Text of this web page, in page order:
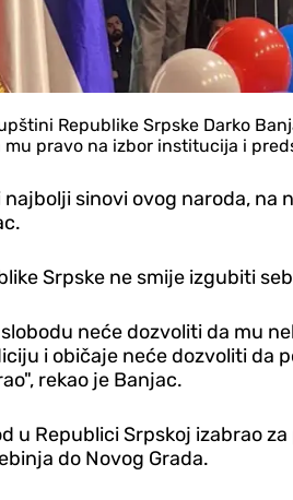
Republike Srpske Darko
pravo na izbor institucija i
sinovi ovog naroda,
Srpske ne smije izgubiti
neće dozvoliti da mu
i običaje neće dozvoliti da
rekao je Banjac.
u Republici Srpskoj izabrao
do Novog Grada.